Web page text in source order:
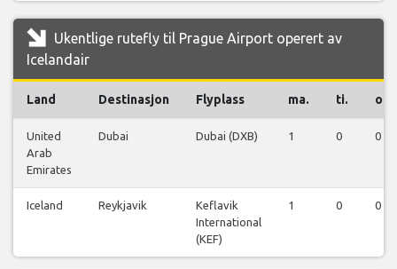
Ukentlige rutefly til Prague Airport operert av
Icelandair
Land Destinasjon Flyplass ma. ti. on.
United
Arab
Emirates
Dubai Dubai (DXB) 1 0 0
Iceland Reykjavik
Keflavik
International
(KEF)
1 0 0